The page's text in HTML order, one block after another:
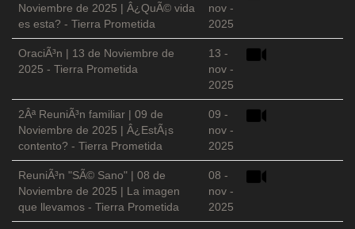
Noviembre de 2025 | Â¿QuÃ© vida
es esta? - Tierra Prometida
nov -
2025
OraciÃ³n | 13 de Noviembre de
2025 - Tierra Prometida
13 -
nov -
2025
2Âª ReuniÃ³n familiar | 09 de
Noviembre de 2025 | Â¿EstÃ¡s
contento? - Tierra Prometida
09 -
nov -
2025
ReuniÃ³n "SÃ© Sano" | 08 de
Noviembre de 2025 | La imagen
que llevamos - Tierra Prometida
08 -
nov -
2025